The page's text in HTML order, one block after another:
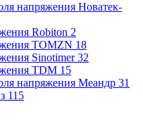
напряжения Новатек-
Robiton 2
TOMZN 18
Sinotimer 32
TDM 15
напряжения Меандр 31
115